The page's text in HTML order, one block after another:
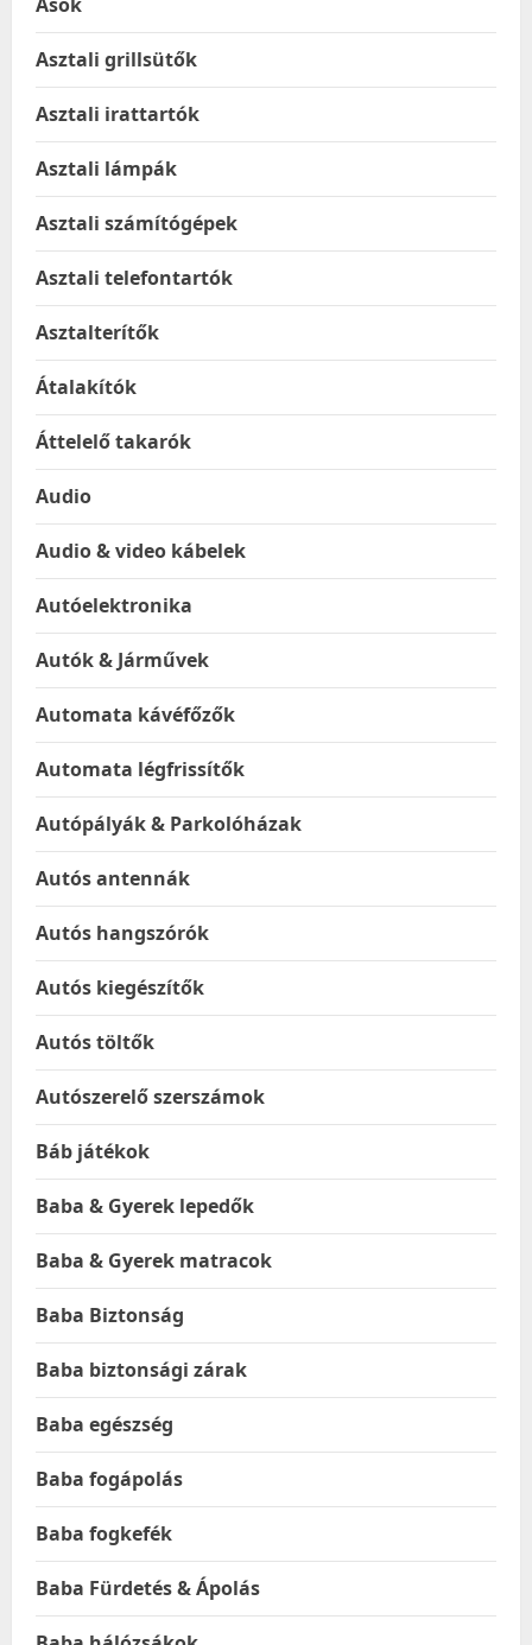
Ásók
Asztali grillsütők
Asztali irattartók
Asztali lámpák
Asztali számítógépek
Asztali telefontartók
Asztalterítők
Átalakítók
Áttelelő takarók
Audio
Audio & video kábelek
Autóelektronika
Autók & Járművek
Automata kávéfőzők
Automata légfrissítők
Autópályák & Parkolóházak
Autós antennák
Autós hangszórók
Autós kiegészítők
Autós töltők
Autószerelő szerszámok
Báb játékok
Baba & Gyerek lepedők
Baba & Gyerek matracok
Baba Biztonság
Baba biztonsági zárak
Baba egészség
Baba fogápolás
Baba fogkefék
Baba Fürdetés & Ápolás